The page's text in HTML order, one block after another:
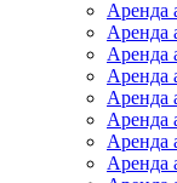
Аренда
Аренда
Аренда
Аренда
Аренда
Аренда
Аренда
Аренда